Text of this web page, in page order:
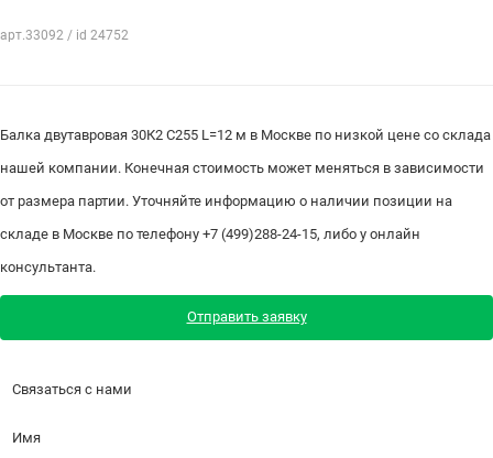
арт.33092 / id 24752
Балка двутавровая 30К2 С255 L=12 м в Москве по низкой цене со склада
нашей компании. Конечная стоимость может меняться в зависимости
от размера партии. Уточняйте информацию о наличии позиции на
складе в Москве по телефону +7 (499)288-24-15, либо у онлайн
консультанта.
Отправить заявку
Связаться с нами
Имя